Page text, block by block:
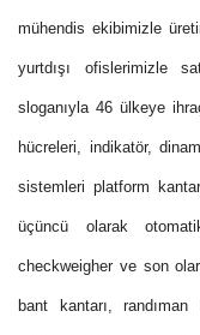
mühendis ekibimizle
yurtdışı ofislerimizle
sloganıyla 46 ülkeye
hücreleri, indikatör,
sistemleri platform
üçüncü olarak
checkweigher ve son
bant kantarı,